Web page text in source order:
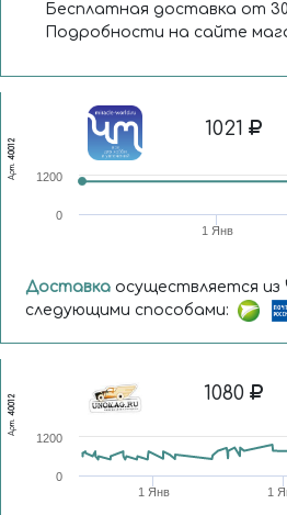
Бесплатная доставка от
Подробности на сайте
Арт.
40012
1021
1 Янв
0
1200
Доставка осуществляется из
следующими способами:
Арт.
40012
1080
1 Янв 1
0
1200